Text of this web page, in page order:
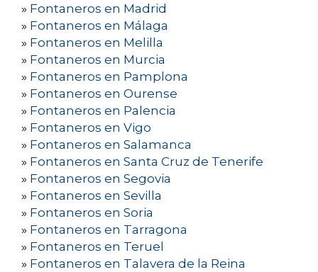
» Fontaneros en Madrid
» Fontaneros en Málaga
» Fontaneros en Melilla
» Fontaneros en Murcia
» Fontaneros en Pamplona
» Fontaneros en Ourense
» Fontaneros en Palencia
» Fontaneros en Vigo
» Fontaneros en Salamanca
» Fontaneros en Santa Cruz de Tenerife
» Fontaneros en Segovia
» Fontaneros en Sevilla
» Fontaneros en Soria
» Fontaneros en Tarragona
» Fontaneros en Teruel
» Fontaneros en Talavera de la Reina